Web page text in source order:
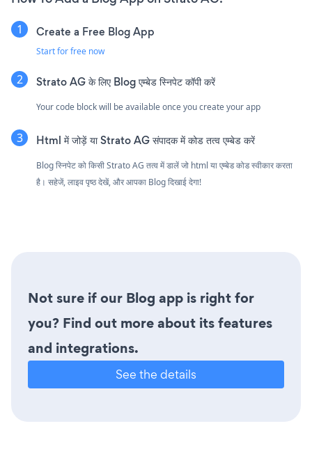
Create a Free Blog App
Start for free now
Strato AG के लिए Blog एम्बेड स्निपेट कॉपी करें
Your code block will be available once you create your app
Html में जोड़ें या Strato AG संपादक में कोड तत्व एम्बेड करें
Blog स्निपेट को किसी Strato AG तत्व में डालें जो html या एम्बेड कोड स्वीकार करता
है। सहेजें, लाइव पृष्ठ देखें, और आपका Blog दिखाई देगा!
Not sure if our Blog app is right for
you? Find out more about its features
and integrations.
See the details